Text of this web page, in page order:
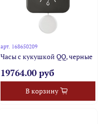
арт. 168650209
Часы с кукушкой QQ, черные
19764.00 руб
В корзину